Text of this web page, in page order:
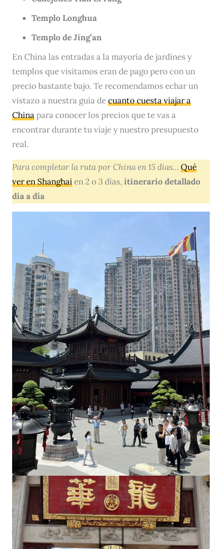
Templo Longhua
Templo de Jing’an
En China las entradas a la mayoría de jardines y
templos que visitamos eran de pago pero con un
precio bastante bajo. Te recomendamos echar un
vistazo a nuestra guía decuanto cuesta viajar a
Chinapara conocer los precios que te vas a
encontrar durante tu viaje y nuestro presupuesto
real.
Para completar la ruta por China en 15 días… Qué
ver en Shanghaien 2 o 3 días,itinerario detallado
día a día